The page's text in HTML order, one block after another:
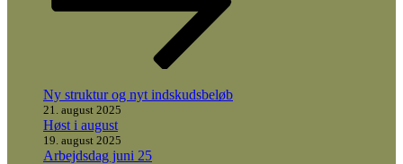
Ny struktur og nyt indskudsbeløb
21. august 2025
Høst i august
19. august 2025
Arbejdsdag juni 25